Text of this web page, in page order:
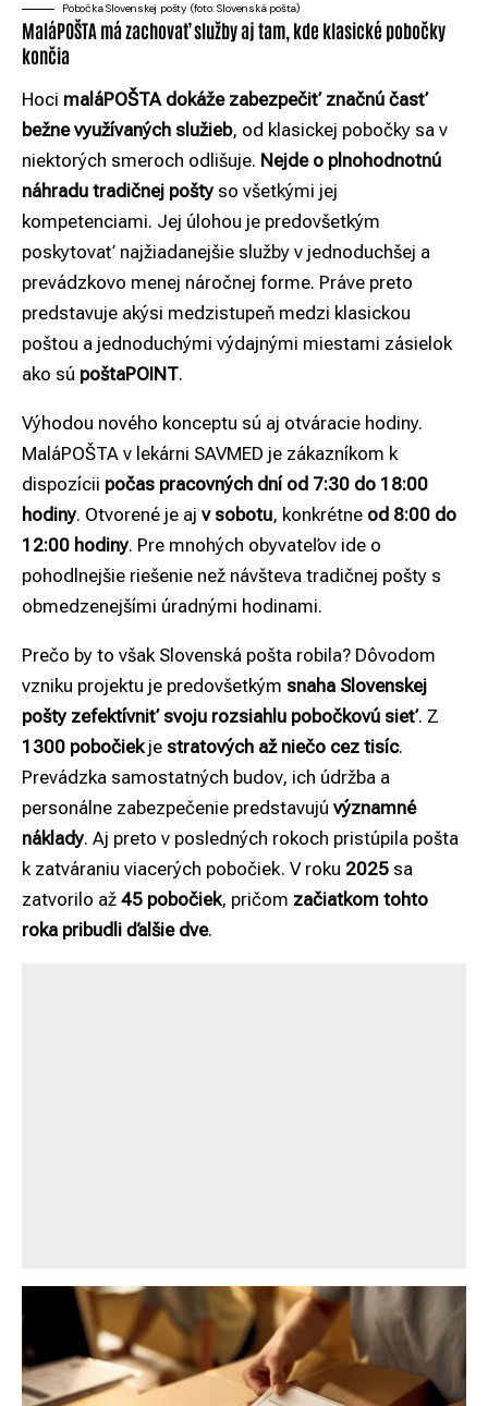
Pobočka Slovenskej pošty (foto: Slovenská pošta)
MaláPOŠTA má zachovať služby aj tam, kde klasické pobočky
končia
Hoci maláPOŠTA dokáže zabezpečiť značnú časť
bežne využívaných služieb, od klasickej pobočky sa v
niektorých smeroch odlišuje. Nejde o plnohodnotnú
náhradu tradičnej pošty so všetkými jej
kompetenciami. Jej úlohou je predovšetkým
poskytovať najžiadanejšie služby v jednoduchšej a
prevádzkovo menej náročnej forme. Práve preto
predstavuje akýsi medzistupeň medzi klasickou
poštou a jednoduchými výdajnými miestami zásielok
ako sú poštaPOINT.
Výhodou nového konceptu sú aj otváracie hodiny.
MaláPOŠTA v lekárni SAVMED je zákazníkom k
dispozícii počas pracovných dní od 7:30 do 18:00
hodiny. Otvorené je aj v sobotu, konkrétne od 8:00 do
12:00 hodiny. Pre mnohých obyvateľov ide o
pohodlnejšie riešenie než návšteva tradičnej pošty s
obmedzenejšími úradnými hodinami.
Prečo by to však Slovenská pošta robila? Dôvodom
vzniku projektu je predovšetkým snaha Slovenskej
pošty zefektívniť svoju rozsiahlu pobočkovú sieť. Z
1300 pobočiekje stratových až niečo cez tisíc.
Prevádzka samostatných budov, ich údržba a
personálne zabezpečenie predstavujú významné
náklady. Aj preto v posledných rokoch pristúpila pošta
k zatváraniu viacerých pobočiek. V roku 2025 sa
zatvorilo až 45 pobočiek, pričom začiatkom tohto
roka pribudli ďalšie dve.